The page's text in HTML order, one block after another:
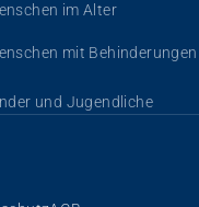
im Alter
mit Behinderungen
und Jugendliche